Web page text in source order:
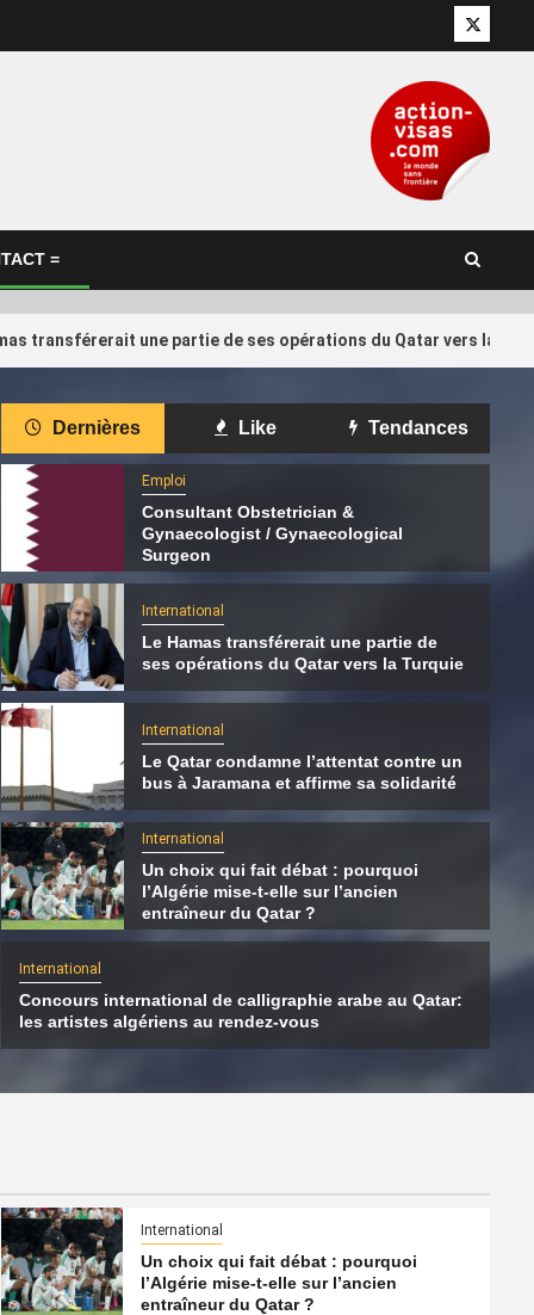
Twitter
=
transférerait une partie de ses opérations du Qatar vers la
: pourquoi
4
International
Concours international de
Hamas transférerait une partie de ses
du Qatar vers la Turquie
8 août 2026 Qatarien
Dernières Like Tendances
Emploi
Consultant Obstetrician &
Gynaecologist / Gynaecological
Surgeon
International
Le Hamas transférerait une partie de
ses opérations du Qatar vers la Turquie
International
Le Qatar condamne l’attentat contre un
bus à Jaramana et affirme sa solidarité
International
Un choix qui fait débat : pourquoi
l’Algérie mise-t-elle sur l’ancien
entraîneur du Qatar ?
International
Concours international de calligraphie arabe au Qatar:
les artistes algériens au rendez-vous
International
Un choix qui fait débat : pourquoi
l’Algérie mise-t-elle sur l’ancien
entraîneur du Qatar ?